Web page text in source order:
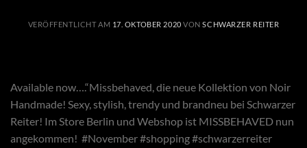
VERÖFFENTLICHT AM 17. OKTOBER 2020 VONSCHWARZER REITER
Available now….“Missbehaved, die neue Kollektion von Noir
Handmade! Sexy, stylish, trendy und brandneu bei Schwarzer
Reiter! Im Store Berlin und Webshop ist MISSBEHAVED nun
angekommen! #November #shopping #schwarzerreiter